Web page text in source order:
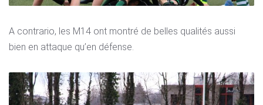
A contrario, les M14 ont montré de belles qualités aussi
bien en attaque qu’en défense.